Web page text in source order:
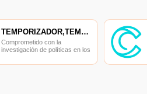
TEMPORIZADOR,TEMPORIZADOR
Comprometido con la
investigación de políticas en los
finanzas, las finanzas